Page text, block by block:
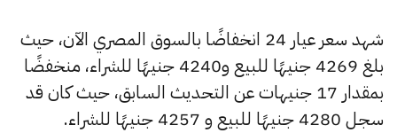
شهد سعر عيار 24 انخفاضًا بالسوق المصري الآن، حيث
بلغ 4269 جنيهًا للبيع و4240 جنيهًا للشراء، منخفضًا
بمقدار 17 جنيهات عن التحديث السابق، حيث كان قد
سجل 4280 جنيهًا للبيع و 4257 جنيهًا للشراء.